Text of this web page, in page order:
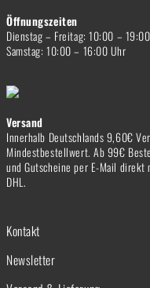
Öffnungszeiten
Dienstag – Freitag: 10:00 –
Samstag: 10:00 – 16:00 Uhr
Versand
Innerhalb Deutschlands 9,60€
Mindestbestellwert. Ab 99€
und Gutscheine per E-Mail direkt
DHL.
Kontakt
Newsletter